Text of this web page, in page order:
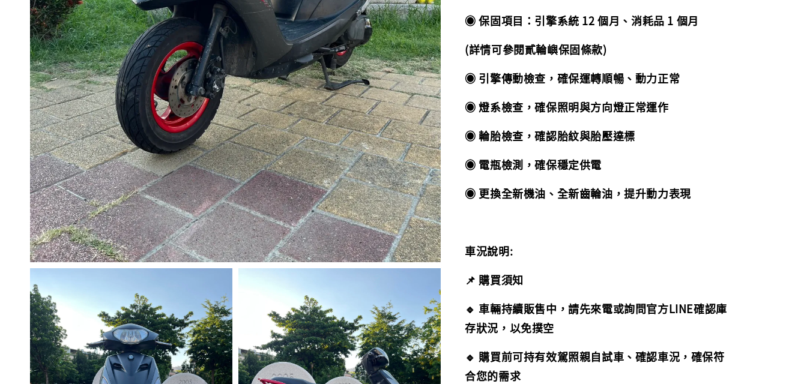
◉ 保固項目：引擎系統 12 個月、消耗品 1 個月
(詳情可參閱貳輪嶼保固條款)
◉ 引擎傳動檢查，確保運轉順暢、動力正常
◉ 燈系檢查，確保照明與方向燈正常運作
◉ 輪胎檢查，確認胎紋與胎壓達標
◉ 電瓶檢測，確保穩定供電
◉ 更換全新機油、全新齒輪油，提升動力表現
車況說明:
📌 購買須知
🔹 車輛持續販售中，請先來電或詢問官方LINE確認庫
存狀況，以免撲空
🔹 購買前可持有效駕照親自試車、確認車況，確保符
合您的需求